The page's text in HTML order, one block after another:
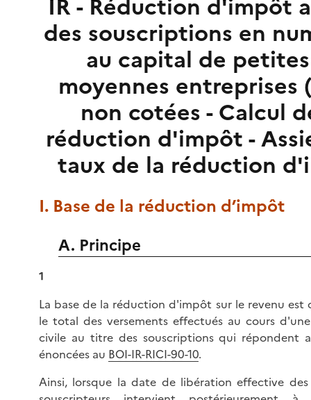
IR - Réduction d'impôt
des souscriptions en
au capital de
moyennes entreprises
non cotées - Calcul
réduction d'impôt -
taux de la réduction
I. Base de la réduction d’impôt
A. Principe
1
La base de la réduction d'impôt sur le revenu est
le total des versements effectués au cours
civile au titre des souscriptions qui répondent
énoncées au BOI-IR-RICI-90-10.
Ainsi, lorsque la date de libération effective